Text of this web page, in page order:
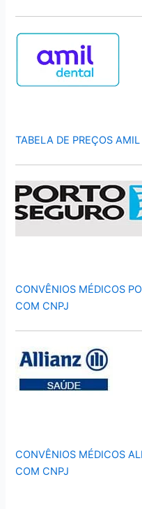
TABELA DE PREÇOS
CONVÊNIOS MÉDICOS
COM CNPJ
CONVÊNIOS MÉDICOS
COM CNPJ